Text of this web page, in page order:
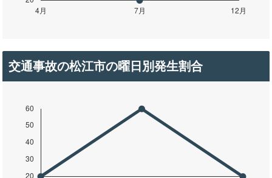
交通事故の松江市の曜日別発生割合